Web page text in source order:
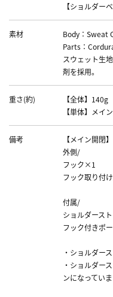
【ショルダー
素材
Body：Sweat
Parts：
スウェット生
剤を採用。
重さ(約)
【全体】140g
【単体】メイ
備考
【メイン開閉
外側/
フック×1
フック取り付
付属/
ショルダース
フック付きポ
・ショルダー
・ショルダー
ンになってい